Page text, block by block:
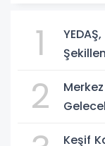
1
2
Keşif